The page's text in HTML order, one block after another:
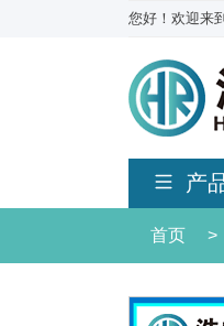
您好！欢迎来
产
首页 >